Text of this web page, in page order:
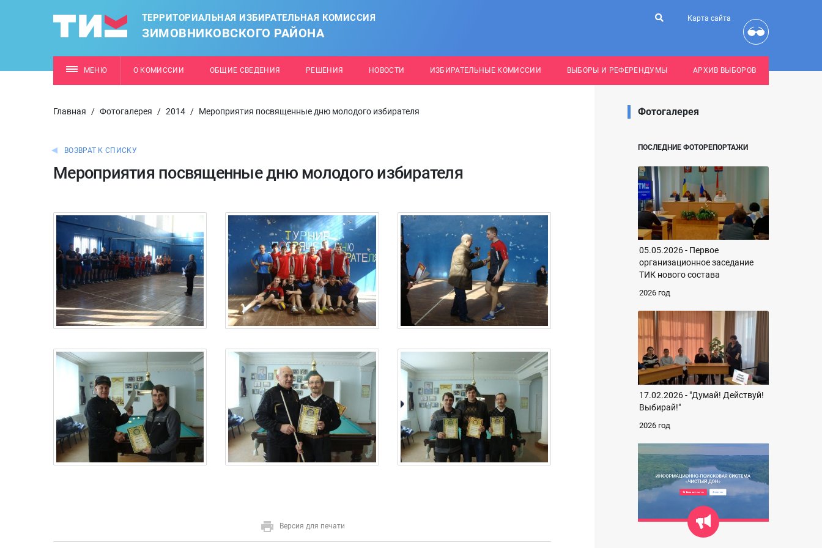
ТЕРРИТОРИАЛЬНАЯ ИЗБИРАТЕЛЬНАЯ КОМИССИЯ
ЗИМОВНИКОВСКОГО РАЙОНА
Карта сайта
МЕНЮ О КОМИССИИ ОБЩИЕ СВЕДЕНИЯ РЕШЕНИЯ НОВОСТИ ИЗБИРАТЕЛЬНЫЕ КОМИССИИ ВЫБОРЫ И РЕФЕРЕНДУМЫ АРХИВ ВЫБОРОВ
Главная / Фотогалерея / 2014 / Мероприятия посвященные дню молодого избирателя
ВОЗВРАТ К СПИСКУ
Мероприятия посвященные дню молодого избирателя
Версия для печати
Фотогалерея
ПОСЛЕДНИЕ ФОТОРЕПОРТАЖИ
05.05.2026 - Первое
организационное заседание
ТИК нового состава
2026 год
17.02.2026 - "Думай! Действуй!
Выбирай!"
2026 год